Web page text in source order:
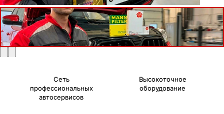
Сеть
профессиональных
автосервисов
Высокоточное
оборудование